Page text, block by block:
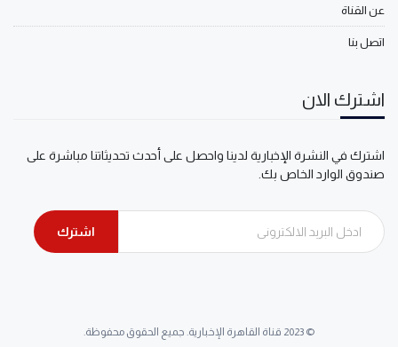
عن القناة
اتصل بنا
اشترك الان
اشترك في النشرة الإخبارية لدينا واحصل على أحدث تحديثاتنا مباشرة على
صندوق الوارد الخاص بك.
اشترك
© 2023 قناة القاهرة الإخبارية. جميع الحقوق محفوظة.